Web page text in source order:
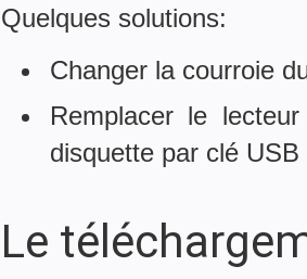
Quelques solutions:
Changer la courroie
Remplacer le
disquette par clé
Le